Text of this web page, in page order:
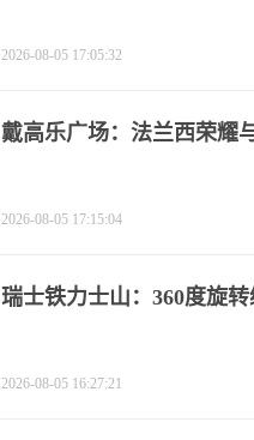
2026-08-05 17:05:32
戴高乐广场：法兰西荣耀
2026-08-05 17:15:04
瑞士铁力士山：360度旋
2026-08-05 16:27:21